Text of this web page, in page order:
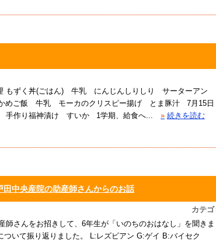
もずく丼(ごはん) 牛乳 にんじんしりしり サーターアン
めご飯 牛乳 モーカのクリスピー揚げ とま豚汁 7月15日
手作り福神漬け すいか 1学期、給食へ...
» 続きを読む
中央産院の助産師さんからのお話
カテ
師さんをお招きして、6年生が「いのちのおはなし」を聞きま
ついて振り返りました。 L:レズビアン G:ゲイ B:バイセク